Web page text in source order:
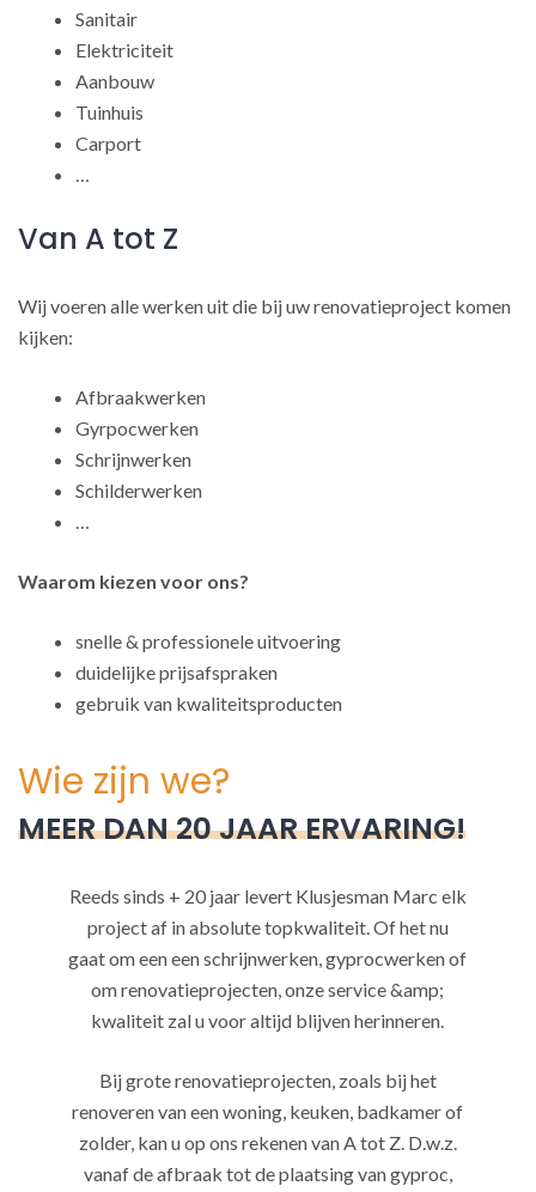
Sanitair
Elektriciteit
Aanbouw
Tuinhuis
Carport
…
Van A tot Z
Wij voeren alle werken uit die bij uw renovatieproject komen
kijken:
Afbraakwerken
Gyrpocwerken
Schrijnwerken
Schilderwerken
…
Waarom kiezen voor ons?
snelle & professionele uitvoering
duidelijke prijsafspraken
gebruik van kwaliteitsproducten
Wie zijn we?
MEER DAN 20 JAAR ERVARING!
Reeds sinds + 20 jaar levert Klusjesman Marc elk
project af in absolute topkwaliteit. Of het nu
gaat om een een schrijnwerken, gyprocwerken of
om renovatieprojecten, onze service &amp;
kwaliteit zal u voor altijd blijven herinneren.
Bij grote renovatieprojecten, zoals bij het
renoveren van een woning, keuken, badkamer of
zolder, kan u op ons rekenen van A tot Z. D.w.z.
vanaf de afbraak tot de plaatsing van gyproc,